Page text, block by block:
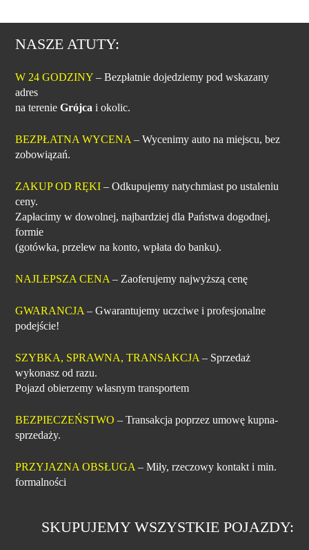
NASZE ATUTY:
W 24 GODZINY – Bezpłatnie dojedziemy pod wskazany
adres
na terenieGrójca i okolic.
BEZPŁATNA WYCENA – Wycenimy auto na miejscu, bez
zobowiązań.
ZAKUP OD RĘKI – Odkupujemy natychmiast po ustaleniu
ceny.
Zapłacimy w dowolnej, najbardziej dla Państwa dogodnej,
formie
(gotówka, przelew na konto, wpłata do banku).
NAJLEPSZA CENA – Zaoferujemy najwyższą cenę
GWARANCJA – Gwarantujemy uczciwe i profesjonalne
podejście!
SZYBKA, SPRAWNA, TRANSAKCJA – Sprzedaż
wykonasz od razu.
Pojazd obierzemy własnym transportem
BEZPIECZEŃSTWO – Transakcja poprzez umowę kupna-
sprzedaży.
PRZYJAZNA OBSŁUGA – Miły, rzeczowy kontakt i min.
formalności
SKUPUJEMY WSZYSTKIE POJAZDY: